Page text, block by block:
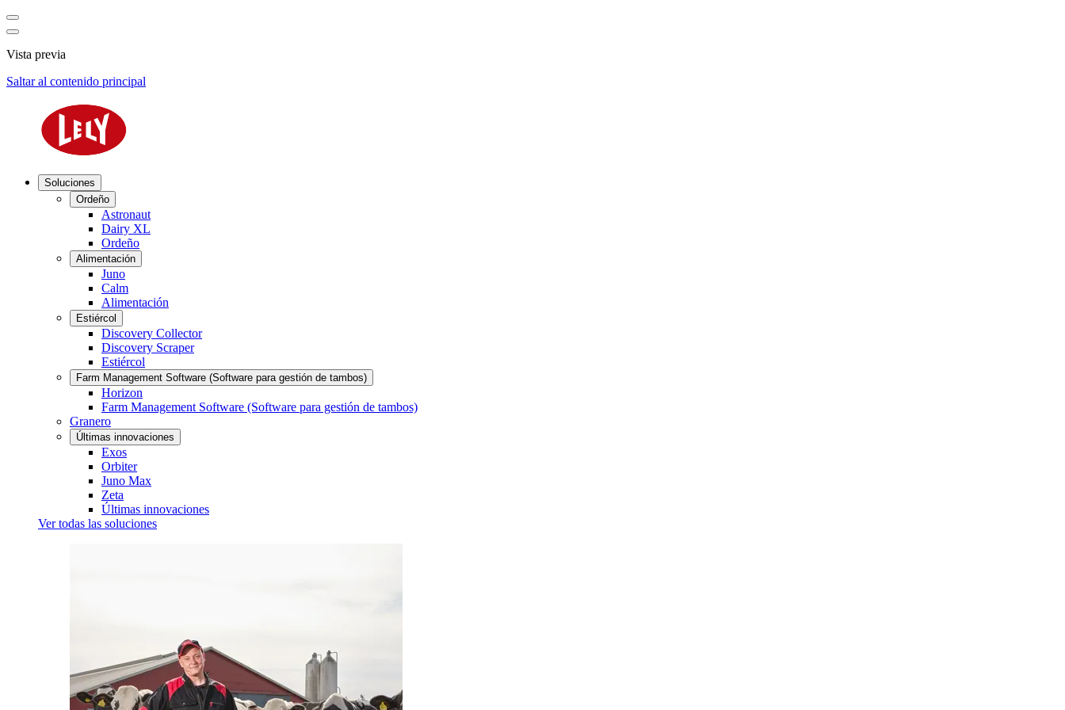
Vista previa
Saltar al contenido principal
Soluciones
Ordeño
Astronaut
Dairy XL
Ordeño
Alimentación
Juno
Calm
Alimentación
Estiércol
Discovery Collector
Discovery Scraper
Estiércol
Farm Management Software (Software para gestión de tambos)
Horizon
Farm Management Software (Software para gestión de tambos)
Granero
Últimas innovaciones
Exos
Orbiter
Juno Max
Zeta
Últimas innovaciones
Ver todas las soluciones